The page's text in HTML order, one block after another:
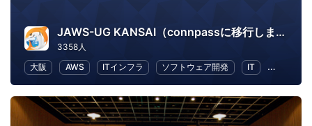
JAWS-UG KANSAI（connpassに移行しました）
3358人
大阪
AWS ITインフラ ソフトウェア開発 IT IT ソリュ